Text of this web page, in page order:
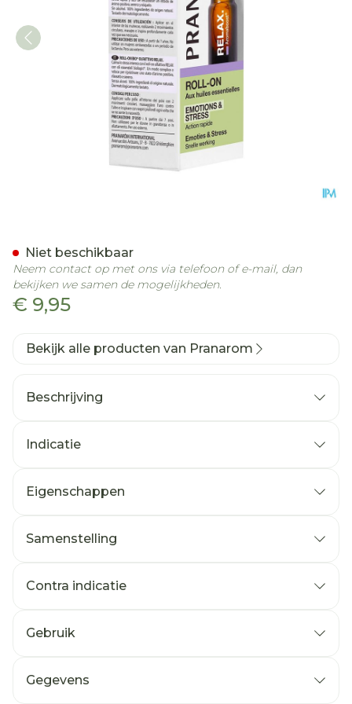
€ 9,95
Niet beschikbaar
Neem contact op met ons via telefoon of e-mail, dan
bekijken we samen de mogelijkheden.
Bekijk alle producten van Pranarom
Beschrijving
Indicatie
Eigenschappen
Samenstelling
Contra indicatie
Gebruik
Gegevens